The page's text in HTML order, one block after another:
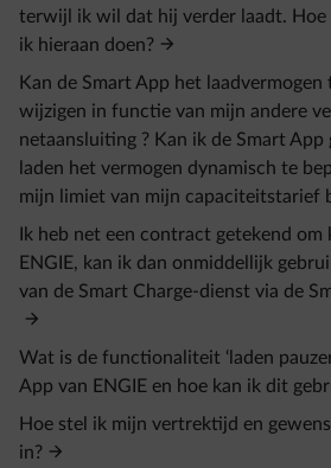
terwijl ik wil dat hij verder laadt.
ik hieraan doen?
Kan de Smart App het laadvermogen
wijzigen in functie van mijn andere
netaansluiting ? Kan ik de Smart
laden het vermogen dynamisch te
mijn limiet van mijn capaciteitstarief
Ik heb net een contract getekend
ENGIE, kan ik dan onmiddellijk
van de Smart Charge-dienst via de
Wat is de functionaliteit ‘laden
App van ENGIE en hoe kan ik dit
Hoe stel ik mijn vertrektijd en
in?